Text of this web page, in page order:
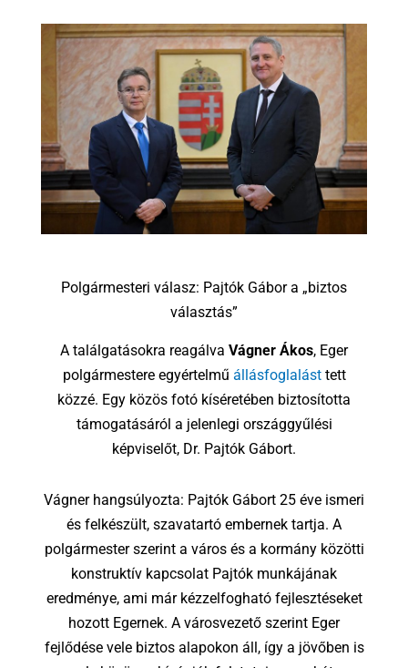
Polgármesteri válasz: Pajtók Gábor a „biztos
választás”
A találgatásokra reagálva Vágner Ákos, Eger
polgármestere egyértelmű állásfoglalásttett
közzé. Egy közös fotó kíséretében biztosította
támogatásáról a jelenlegi országgyűlési
képviselőt, Dr. Pajtók Gábort.
Vágner hangsúlyozta: Pajtók Gábort 25 éve ismeri
és felkészült, szavatartó embernek tartja. A
polgármester szerint a város és a kormány közötti
konstruktív kapcsolat Pajtók munkájának
eredménye, ami már kézzelfogható fejlesztéseket
hozott Egernek. A városvezető szerint Eger
fejlődése vele biztos alapokon áll, így a jövőben is